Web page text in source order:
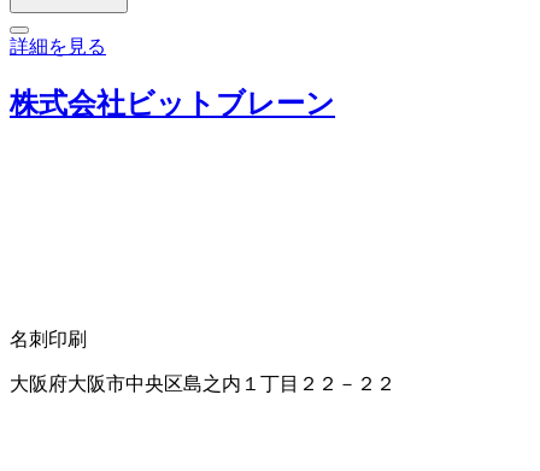
詳細を見る
株式会社ビットブレーン
名刺印刷
大阪府大阪市中央区島之内１丁目２２－２２